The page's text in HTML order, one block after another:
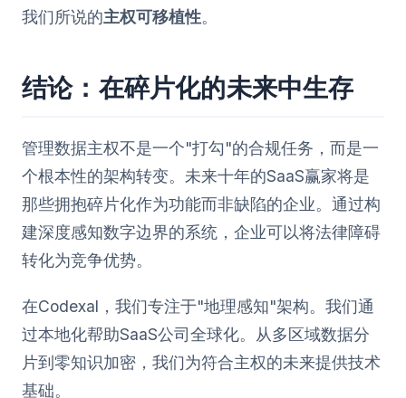
我们所说的主权可移植性。
结论：在碎片化的未来中生存
管理数据主权不是一个"打勾"的合规任务，而是一
个根本性的架构转变。未来十年的SaaS赢家将是
那些拥抱碎片化作为功能而非缺陷的企业。通过构
建深度感知数字边界的系统，企业可以将法律障碍
转化为竞争优势。
在Codexal，我们专注于"地理感知"架构。我们通
过本地化帮助SaaS公司全球化。从多区域数据分
片到零知识加密，我们为符合主权的未来提供技术
基础。